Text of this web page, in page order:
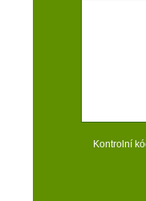
Kontrolní